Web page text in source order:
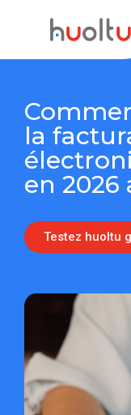
la
en 2026
Testez huoltu